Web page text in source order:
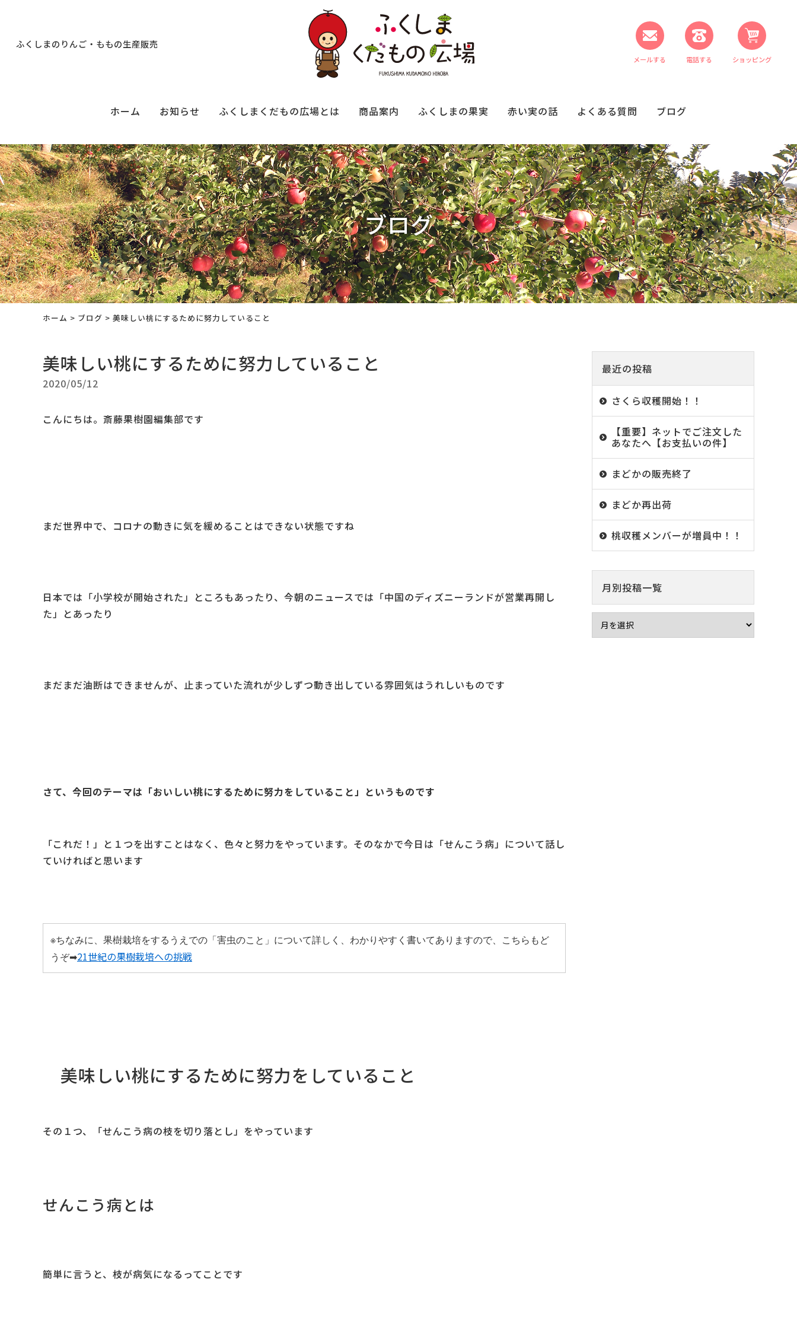
ふくしまのりんご・ももの生産販売
メールする 電話する ショッピング
ホーム お知らせ ふくしまくだもの広場とは 商品案内 ふくしまの果実 赤い実の話 よくある質問 ブログ
ブログ
ホーム > ブログ > 美味しい桃にするために努力していること
美味しい桃にするために努力していること
2020/05/12
こんにちは。斎藤果樹園編集部です
まだ世界中で、コロナの動きに気を緩めることはできない状態ですね
日本では「小学校が開始された」ところもあったり、今朝のニュースでは「中国のディズニーランドが営業再開し
た」とあったり
まだまだ油断はできませんが、止まっていた流れが少しずつ動き出している雰囲気はうれしいものです
さて、今回のテーマは「おいしい桃にするために努力をしていること」というものです
「これだ！」と１つを出すことはなく、色々と努力をやっています。そのなかで今日は「せんこう病」について話し
ていければと思います
※ちなみに、果樹栽培をするうえでの「害虫のこと」について詳しく、わかりやすく書いてありますので、こちらもど
うぞ➡21世紀の果樹栽培への挑戦
美味しい桃にするために努力をしていること
その１つ、「せんこう病の枝を切り落とし」をやっています
せんこう病とは
簡単に言うと、枝が病気になるってことです
最近の投稿
さくら収穫開始！！
【重要】ネットでご注文した
あなたへ【お支払いの件】
まどかの販売終了
まどか再出荷
桃収穫メンバーが増員中！！
月別投稿一覧